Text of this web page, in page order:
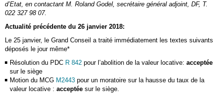
d’Etat, en contactant M. RolandGodel, secrétaire général adjoint, DF, T.
022 327 98 07.
Actualité précédente du 26 janvier 2018:
Le 25 janvier, le Grand Conseil a traité immédiatement les textes suivants
déposés le jour même*
Résolution du PDC R 842 pour l’abolition de la valeur locative: acceptée
sur le siège
Motion du MCG M2443 pour un moratoire sur la hausse du taux de la
valeur locative : acceptée sur le siège.